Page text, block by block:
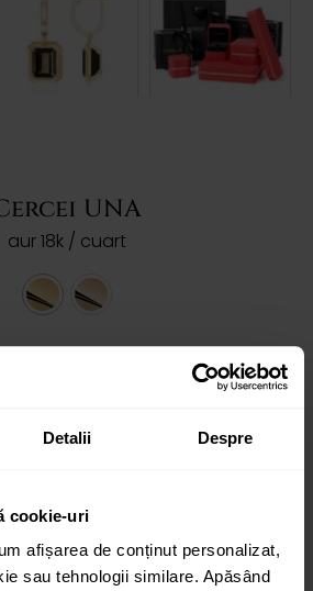
Detalii Despre
cookie-uri
afișarea de conținut personalizat,
sau tehnologii similare. Apăsând
UNA
aur 18k / cuart
suplimentare